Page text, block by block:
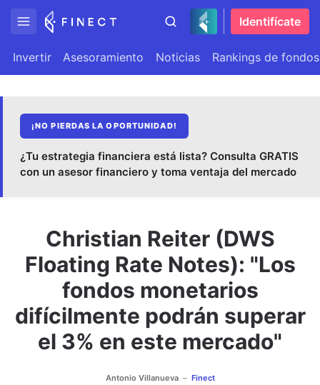
Identifícate
Invertir Asesoramiento Noticias Rankings de fondos
¡NO PIERDAS LA OPORTUNIDAD!
¿Tu estrategia financiera está lista? Consulta GRATIS
con un asesor financiero y toma ventaja del mercado
Christian Reiter (DWS
Floating Rate Notes): "Los
fondos monetarios
difícilmente podrán superar
el 3% en este mercado"
Antonio Villanueva
Finect